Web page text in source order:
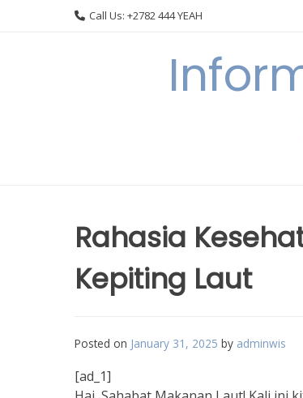
Call Us: +2782 444 YEAH
Rahasia
Kepiting Laut
Posted on January 31, 2025 by adminwis
[ad_1]